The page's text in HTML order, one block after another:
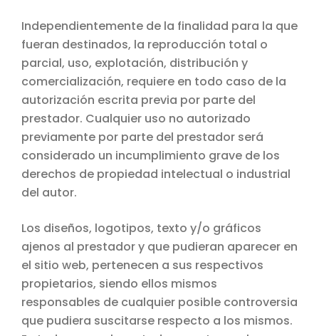
Independientemente de la finalidad para la que
fueran destinados, la reproducción total o
parcial, uso, explotación, distribución y
comercialización, requiere en todo caso de la
autorización escrita previa por parte del
prestador. Cualquier uso no autorizado
previamente por parte del prestador será
considerado un incumplimiento grave de los
derechos de propiedad intelectual o industrial
del autor.
Los diseños, logotipos, texto y/o gráficos
ajenos al prestador y que pudieran aparecer en
el sitio web, pertenecen a sus respectivos
propietarios, siendo ellos mismos
responsables de cualquier posible controversia
que pudiera suscitarse respecto a los mismos.